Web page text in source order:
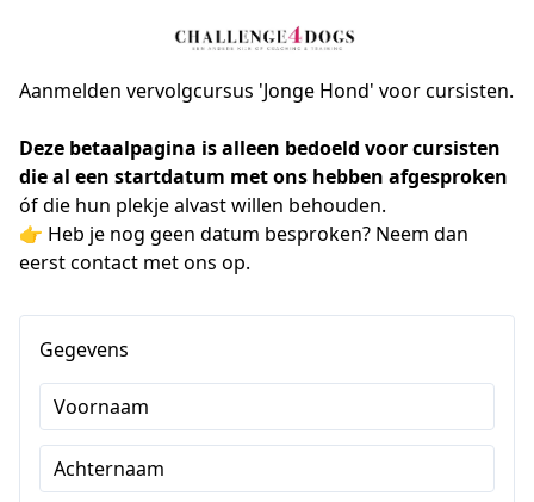
Aanmelden vervolgcursus 'Jonge Hond' voor cursisten.
Deze betaalpagina is alleen bedoeld voor cursisten
die al een startdatum met ons hebben afgesproken
óf die hun plekje alvast willen behouden.
👉 Heb je nog geen datum besproken? Neem dan
eerst contact met ons op.
Gegevens
Voornaam
Achternaam